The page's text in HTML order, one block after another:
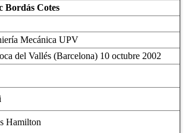
Bordás Cotes
Mecánica UPV
del Vallés (Barcelona) 10 octubre 2002
Hamilton